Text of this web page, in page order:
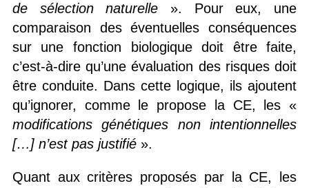
de sélection naturelle ». Pour eux, une
comparaison des éventuelles conséquences
sur une fonction biologique doit être faite,
c’est-à-dire qu’une évaluation des risques doit
être conduite. Dans cette logique, ils ajoutent
qu’ignorer, comme le propose la CE, les «
modifications génétiques non intentionnelles
[…] n’est pas justifié».
Quant aux critères proposés par la CE, les